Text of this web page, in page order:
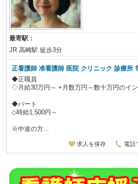
最寄駅：
JR 高崎駅 徒歩3分
正看護師 准看護師 医院 クリニック 診療所
◆正職員
◇月給30万円～ +月数万円～数十万円のイ
◆パート
◇時給1,500円～
※中途の方...
求人を保存 電話